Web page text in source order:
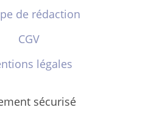
de rédaction
CGV
légales
sécurisé